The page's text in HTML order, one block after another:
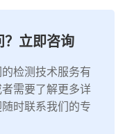
？立即咨询
检测技术服务有
需要了解更多详
时联系我们的专